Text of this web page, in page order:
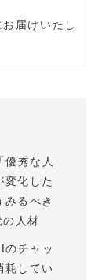
届けいたし
優秀な人
変化した
みるべき
人材
のチャッ
耗してい